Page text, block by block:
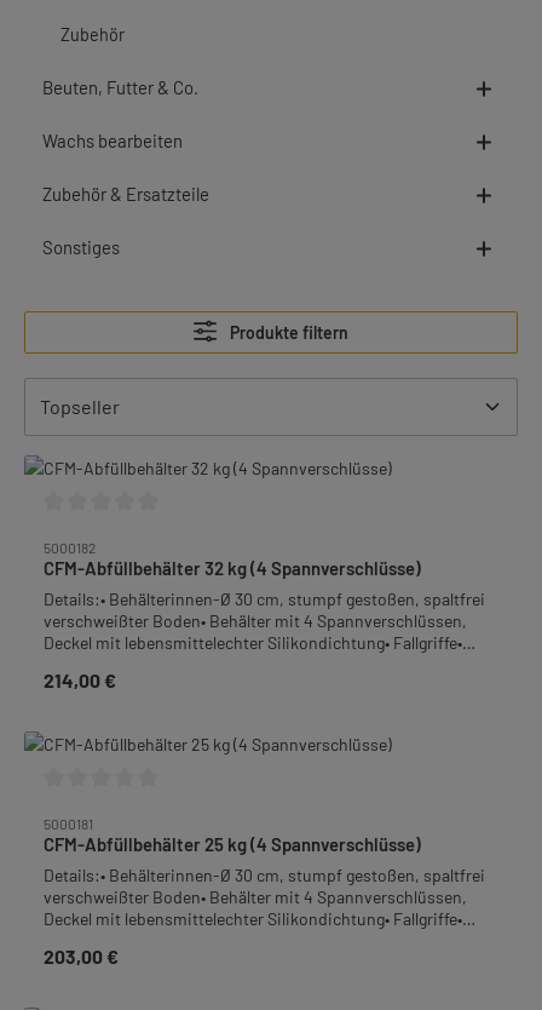
Zubehör
Beuten, Futter & Co.
Wachs bearbeiten
Zubehör & Ersatzteile
Sonstiges
Produkte filtern
5000182
CFM-Abfüllbehälter 32 kg (4 Spannverschlüsse)
Details:• Behälterinnen-Ø 30 cm, stumpf gestoßen, spaltfrei
verschweißter Boden• Behälter mit 4 Spannverschlüssen,
Deckel mit lebensmittelechter Silikondichtung• Fallgriffe•
Quetschhahn 1 1/2", bodengleich angeschweißt• Material:
Regulärer Preis:
214,00 €
5000181
CFM-Abfüllbehälter 25 kg (4 Spannverschlüsse)
Details:• Behälterinnen-Ø 30 cm, stumpf gestoßen, spaltfrei
verschweißter Boden• Behälter mit 4 Spannverschlüssen,
Deckel mit lebensmittelechter Silikondichtung• Fallgriffe•
Quetschhahn 1 1/2", bodengleich angeschweißt• Material:
Regulärer Preis:
203,00 €